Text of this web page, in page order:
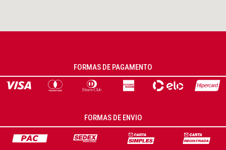
FORMAS DE PAGAMENTO
FORMAS DE ENVIO